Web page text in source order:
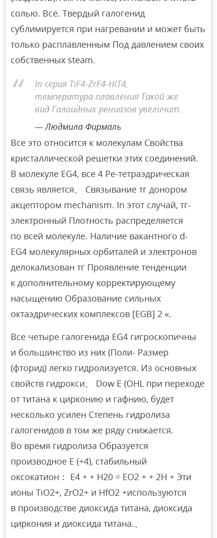
солью. Всё. Твердый галогенид
сублимируется при нагревании и может быть
только расплавленным Под давлением своих
собственных steam.
In серия TiF4-ZrF4-HIT4,
температура плавления Такой же
вид Галоидных рениазов увеличит.
Людмила Фирмаль
Все это относится к молекулам Свойства
кристаллической решетки этих соединений.
В молекуле EG4, все 4 Ре-тетраэдрическая
связь является、 Связывание тг донором
акцептором mechanism. In этот случай, тг-
электронный Плотность распределяется
по всей молекуле. Наличие вакантного d-
EG4 молекулярных орбиталей и электронов
делокализован тг Проявление тенденции
к дополнительному корректирующему
насыщению Образование сильных
октаэдрических комплексов [EGB] 2 «.
Все четыре галогенида EG4 гигроскопичны
и большинство из них (Поли- Размер
(фторид) легко гидролизуется. Из основных
свойств гидрокси、 Dow E (OHL при переходе
от титана к цирконию и гафнию, будет
несколько усилен Степень гидролиза
галогенидов в том же ряду снижается.
Во время гидролиза Образуется
производное Е (+4), стабильный
оксокатион： Е4 + + Н20 = EO2 + + 2Н + Эти
ионы TiO2+, ZrO2+ и HfO2 +используются
в производстве диоксида титана, диоксида
циркония и диоксида титана.、